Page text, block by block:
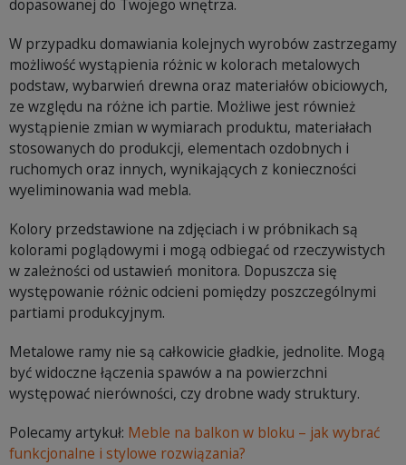
dopasowanej do Twojego wnętrza.
W przypadku domawiania kolejnych wyrobów zastrzegamy
możliwość wystąpienia różnic w kolorach metalowych
podstaw, wybarwień drewna oraz materiałów obiciowych,
ze względu na różne ich partie. Możliwe jest również
wystąpienie zmian w wymiarach produktu, materiałach
stosowanych do produkcji, elementach ozdobnych i
ruchomych oraz innych, wynikających z konieczności
wyeliminowania wad mebla.
Kolory przedstawione na zdjęciach i w próbnikach są
kolorami poglądowymi i mogą odbiegać od rzeczywistych
w zależności od ustawień monitora. Dopuszcza się
występowanie różnic odcieni pomiędzy poszczególnymi
partiami produkcyjnym.
Metalowe ramy nie są całkowicie gładkie, jednolite. Mogą
być widoczne łączenia spawów a na powierzchni
występować nierówności, czy drobne wady struktury.
Polecamy artykuł: Meble na balkon w bloku – jak wybrać
funkcjonalne i stylowe rozwiązania?